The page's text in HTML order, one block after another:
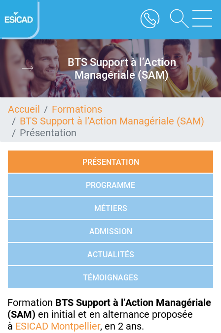
au
contenu
BTS Support à l’Action
Managériale (SAM)
Accueil
Formations
BTS Support à l’Action Managériale (SAM)
Présentation
PRÉSENTATION
PROGRAMME
MÉTIERS
ADMISSION
ACTUALITÉS
TÉMOIGNAGES
Formation BTS Support à l’Action Managériale
(SAM) en initial et en alternance proposée
à ESICAD Montpellier, en 2 ans.